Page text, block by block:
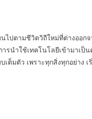
ปตามชีวิตวิถีใหม่ที่ต่างออก
นำใช้เทคโนโลยีเข้ามาเ
มตัว เพราะทุกสิ่งทุกอย่าง